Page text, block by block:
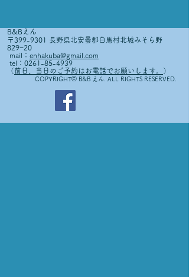
B&Bえん
〒399-9301 長野県北安曇郡白馬村北城みそら野
829−20
mail： enhakuba@gmail.com
tel：0261-85-4939
（前日、当日のご予約はお電話でお願いします。 ）
COPYRIGHT© B&B えん. ALL RIGHTS RESERVED.